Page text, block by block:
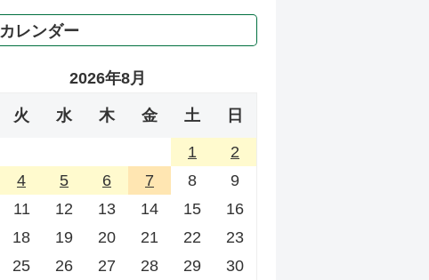
カレンダー
2026年8月
火 水 木 金 土 日
1
2
4 5 6 7 8
9
11 12 13 14 15
16
18 19 20 21 22
23
25 26 27 28 29
30